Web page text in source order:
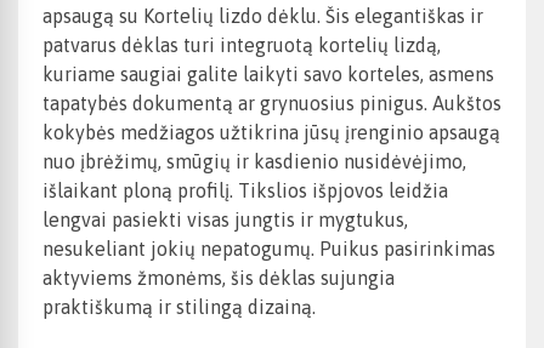
apsaugą su Kortelių lizdo dėklu. Šis elegantiškas ir
patvarus dėklas turi integruotą kortelių lizdą,
kuriame saugiai galite laikyti savo korteles, asmens
tapatybės dokumentą ar grynuosius pinigus. Aukštos
kokybės medžiagos užtikrina jūsų įrenginio apsaugą
nuo įbrėžimų, smūgių ir kasdienio nusidėvėjimo,
išlaikant ploną profilį. Tikslios išpjovos leidžia
lengvai pasiekti visas jungtis ir mygtukus,
nesukeliant jokių nepatogumų. Puikus pasirinkimas
aktyviems žmonėms, šis dėklas sujungia
praktiškumą ir stilingą dizainą.